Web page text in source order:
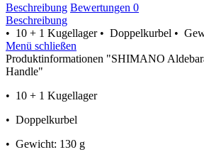
Beschreibung Bewertungen 0
Beschreibung
• 10 + 1 Kugellager • Doppelkurbel •
Menü schließen
Produktinformationen "SHIMANO
Handle"
• 10 + 1 Kugellager
• Doppelkurbel
• Gewicht: 130 g